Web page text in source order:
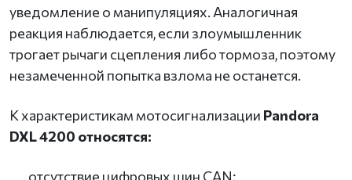
уведомление о манипуляциях. Аналогичная
реакция наблюдается, если злоумышленник
трогает рычаги сцепления либо тормоза, поэтому
незамеченной попытка взлома не останется.
К характеристикам мотосигнализации Pandora
DXL 4200 относятся:
отсутствие цифровых шин CAN;